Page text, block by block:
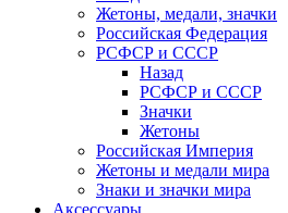
Жетоны, медали, значки
Российская Федерация
РСФСР и СССР
Назад
РСФСР и СССР
Значки
Жетоны
Российская Империя
Жетоны и медали мира
Знаки и значки мира
Аксессуары